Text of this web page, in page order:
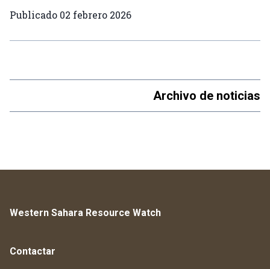
Publicado 02 febrero 2026
Archivo de noticias
Western Sahara Resource Watch
Contactar